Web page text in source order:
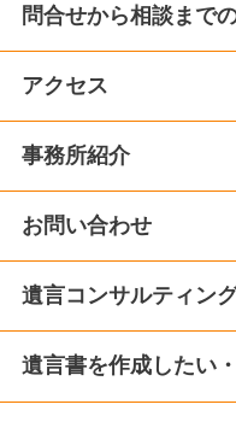
問合せから相談まで
アクセス
事務所紹介
お問い合わせ
遺言コンサルティン
遺言書を作成したい